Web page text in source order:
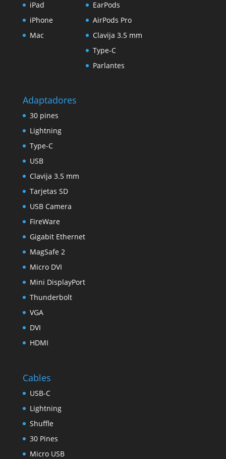
iPad
iPhone
Mac
EarPods
AirPods Pro
Clavija 3.5 mm
Type-C
Parlantes
Adaptadores
30 pines
Lightning
Type-C
USB
Clavija 3.5 mm
Tarjetas SD
USB Camera
FireWare
Gigabit Ethernet
MagSafe 2
Micro DVI
Mini DisplayPort
Thunderbolt
VGA
DVI
HDMI
Cables
USB-C
Lightning
Shuffle
30 Pines
Micro USB